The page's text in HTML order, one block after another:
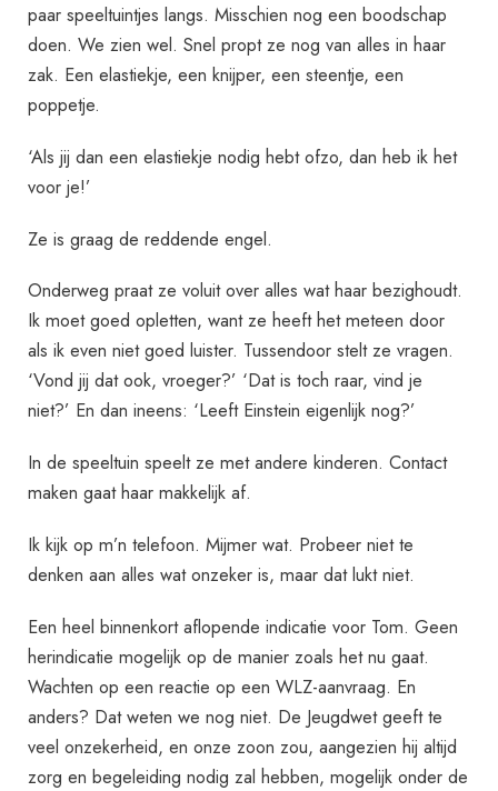
paar speeltuintjes langs. Misschien nog een boodschap
doen. We zien wel. Snel propt ze nog van alles in haar
zak. Een elastiekje, een knijper, een steentje, een
poppetje.
‘Als jij dan een elastiekje nodig hebt ofzo, dan heb ik het
voor je!’
Ze is graag de reddende engel.
Onderweg praat ze voluit over alles wat haar bezighoudt.
Ik moet goed opletten, want ze heeft het meteen door
als ik even niet goed luister. Tussendoor stelt ze vragen.
‘Vond jij dat ook, vroeger?’ ‘Dat is toch raar, vind je
niet?’ En dan ineens: ‘Leeft Einstein eigenlijk nog?’
In de speeltuin speelt ze met andere kinderen. Contact
maken gaat haar makkelijk af.
Ik kijk op m’n telefoon. Mijmer wat. Probeer niet te
denken aan alles wat onzeker is, maar dat lukt niet.
Een heel binnenkort aflopende indicatie voor Tom. Geen
herindicatie mogelijk op de manier zoals het nu gaat.
Wachten op een reactie op een WLZ-aanvraag. En
anders? Dat weten we nog niet. De Jeugdwet geeft te
veel onzekerheid, en onze zoon zou, aangezien hij altijd
zorg en begeleiding nodig zal hebben, mogelijk onder de